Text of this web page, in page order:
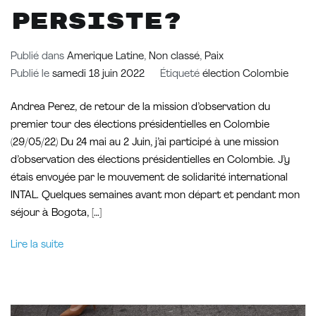
persiste?
Publié dans Amerique Latine, Non classé, Paix
Publié le samedi 18 juin 2022 Étiqueté élection Colombie
Andrea Perez, de retour de la mission d’observation du
premier tour des élections présidentielles en Colombie
(29/05/22) Du 24 mai au 2 Juin, j’ai participé à une mission
d’observation des élections présidentielles en Colombie. J’y
étais envoyée par le mouvement de solidarité international
INTAL. Quelques semaines avant mon départ et pendant mon
séjour à Bogota, […]
Lire la suite